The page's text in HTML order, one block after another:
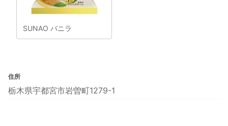
SUNAO バニラ
住所
栃木県宇都宮市岩曽町1279-1